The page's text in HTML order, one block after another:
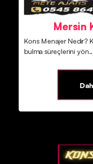
Mersin
Kons Menajer Nedir?
bulma süreçlerini